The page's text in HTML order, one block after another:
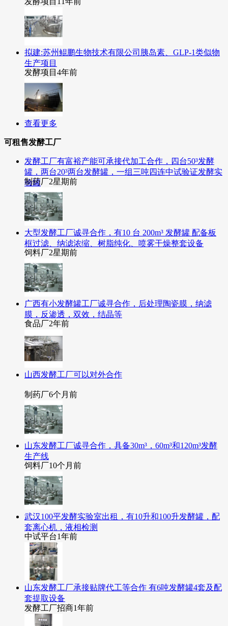
拟建:苏州鲲鹏生物技术有限公司胰岛素、GLP-1类似物
生产项目
发酵项目 4年前
查看更多
可租售发酵工厂
发酵工厂有富裕产能可承接代加工合作，四台50³发酵
罐，两台20³两台发酵罐，一组三吨四连中试验证发酵实
验罐
制药厂2星期前
大型发酵工厂诚寻合作，有10 台 200m³ 发酵罐 配备板
框过滤、纳滤浓缩、树脂纯化、喷雾干燥整套设备
饲料厂2星期前
广西有小发酵罐工厂诚寻合作，后处理陶瓷膜，纳滤
膜，反渗透，双效，结晶等
食品厂2年前
山西发酵工厂可以对外合作
制药厂6个月前
山东发酵工厂诚寻合作，具备30m³，60m³和120m³发酵
生产线
饲料厂10个月前
武汉100平发酵实验室出租，有10升和100升发酵罐，配
套离心机，液相检测
中试平台1年前
山东发酵工厂承接贴牌代工等合作 有6吨发酵罐4套及配
套提取设备
发酵工厂招商1年前